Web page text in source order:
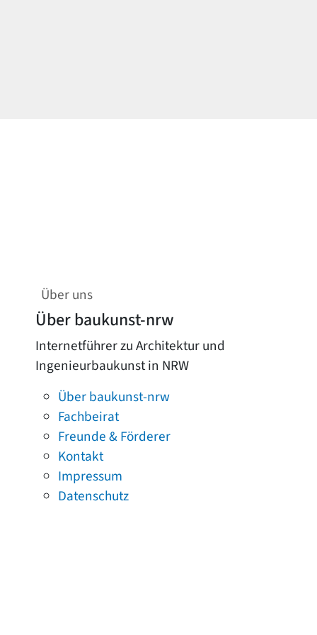
Über uns
Über baukunst-nrw
Internetführer zu Architektur und
Ingenieurbaukunst in NRW
Über baukunst-nrw
Fachbeirat
Freunde & Förderer
Kontakt
Impressum
Datenschutz